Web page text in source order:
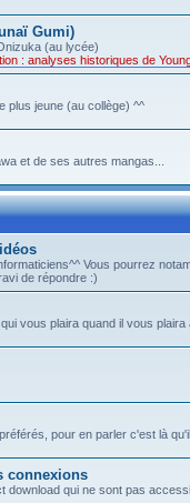
Gumi)
(au lycée)
: analyses historiques de
plus jeune (au collège) ^^
et de ses autres mangas...
Vous pourrez
de répondre :)
vous plaira quand il vous plaira
pour en parler c'est là
connexions
download qui ne sont pas